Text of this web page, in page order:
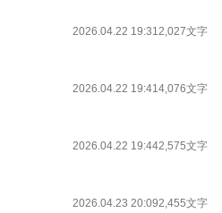
2026.04.22 19:312,027文字
2026.04.22 19:414,076文字
2026.04.22 19:442,575文字
2026.04.23 20:092,455文字